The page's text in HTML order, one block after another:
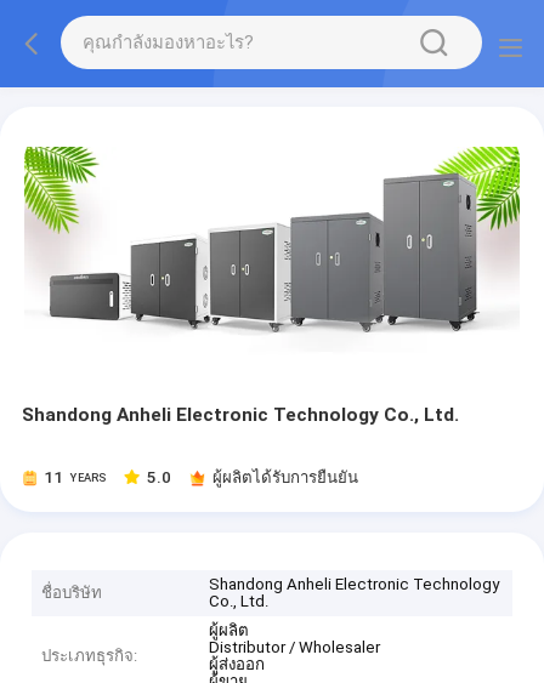
Shandong Anheli Electronic Technology Co., Ltd.
11 YEARS 5.0 ผู้ผลิตได้รับการยืนยัน
ชื่อบริษัท
Shandong Anheli Electronic Technology
Co., Ltd.
ประเภทธุรกิจ:
ผู้ผลิต
Distributor / Wholesaler
ผู้ส่งออก